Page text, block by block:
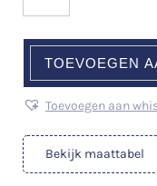
TOEVOEGEN
Toevoegen aan
Bekijk maattabel